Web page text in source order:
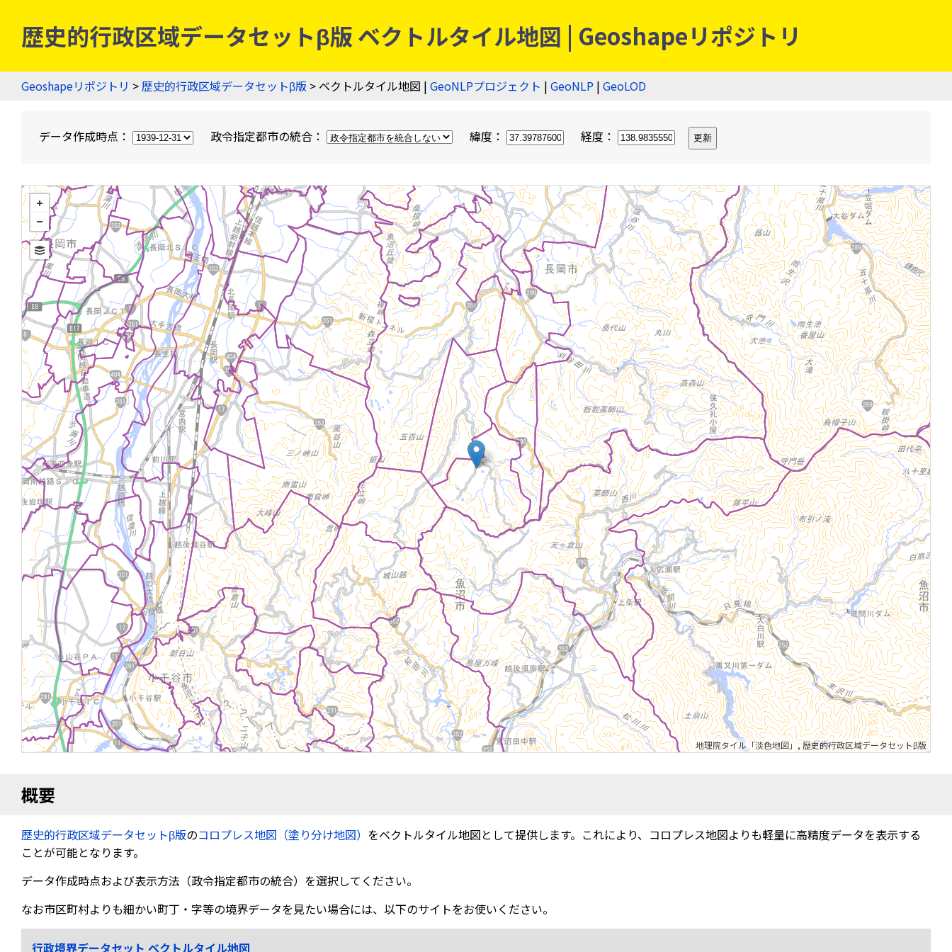
歴史的行政区域データセットβ版 ベクトルタイル地図 | Geoshapeリポジトリ
Geoshapeリポジトリ >歴史的行政区域データセットβ版 > ベクトルタイル地図 | GeoNLPプロジェクト | GeoNLP | GeoLOD
データ作成時点： 政令指定都市の統合： 緯度： 経度：
地理院タイル「淡色地図」,歴史的行政区域データセットβ版
概要
歴史的行政区域データセットβ版のコロプレス地図（塗り分け地図） をベクトルタイル地図として提供します。これにより、コロプレス地図よりも軽量に高精度データを表示する
ことが可能となります。
データ作成時点および表示方法（政令指定都市の統合）を選択してください。
なお市区町村よりも細かい町丁・字等の境界データを見たい場合には、以下のサイトをお使いください。
行政境界データセット ベクトルタイル地図